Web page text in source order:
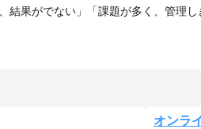
結果がでない」「課題が多く、管理
オンラ